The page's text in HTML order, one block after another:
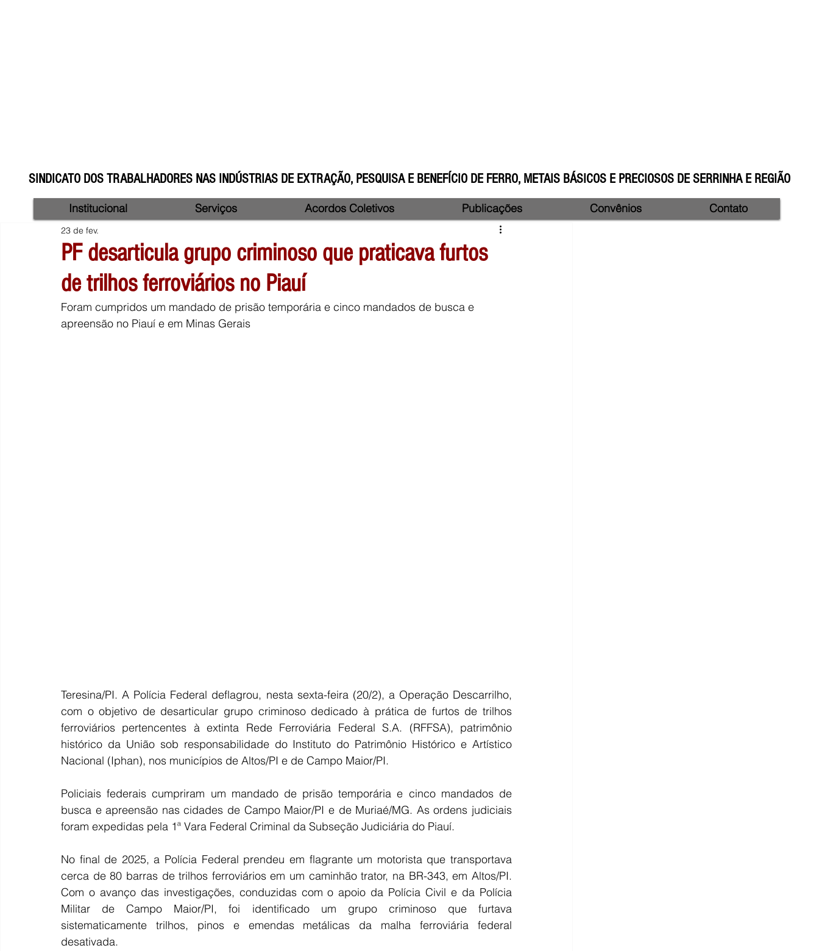
SINDICATO DOS TRABALHADORES NAS INDÚSTRIAS DE EXTRAÇÃO, PESQUISA E BENEFÍCIO DE FERRO, METAIS BÁSICOS E PRECIOSOS DE SERRINHA E REGIÃO
PF desarticula grupo criminoso que praticava furtos
de trilhos ferroviários no Piauí
23 de fev.
Foram cumpridos um mandado de prisão temporária e cinco mandados de busca e
apreensão no Piauí e em Minas Gerais
Teresina/PI. A Polícia Federal deflagrou, nesta sexta-feira (20/2), a Operação Descarrilho,
com o objetivo de desarticular grupo criminoso dedicado à prática de furtos de trilhos
ferroviários pertencentes à extinta Rede Ferroviária Federal S.A. (RFFSA), patrimônio
histórico da União sob responsabilidade do Instituto do Patrimônio Histórico e Artístico
Nacional (Iphan), nos municípios de Altos/PI e de Campo Maior/PI.
Policiais federais cumpriram um mandado de prisão temporária e cinco mandados de
busca e apreensão nas cidades de Campo Maior/PI e de Muriaé/MG. As ordens judiciais
foram expedidas pela 1ª Vara Federal Criminal da Subseção Judiciária do Piauí.
No final de 2025, a Polícia Federal prendeu em flagrante um motorista que transportava
cerca de 80 barras de trilhos ferroviários em um caminhão trator, na BR-343, em Altos/PI.
Com o avanço das investigações, conduzidas com o apoio da Polícia Civil e da Polícia
Militar de Campo Maior/PI, foi identificado um grupo criminoso que furtava
sistematicamente trilhos, pinos e emendas metálicas da malha ferroviária federal
desativada.
Institucional Serviços Acordos Coletivos Publicações Convênios Contato